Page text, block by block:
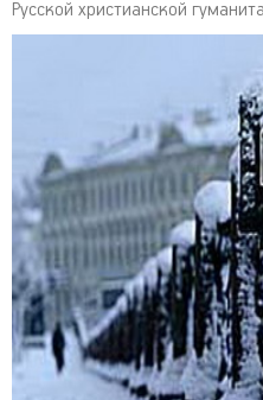
Русской христианской